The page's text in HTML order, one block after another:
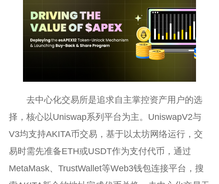
去中心化交易所是追求自主掌控资产用户的选
择，核心以Uniswap系列平台为主。UniswapV2与
V3均支持AKITA币交易，基于以太坊网络运行，交
易时需先准备ETH或USDT作为支付代币，通过
MetaMask、TrustWallet等Web3钱包连接平台，搜